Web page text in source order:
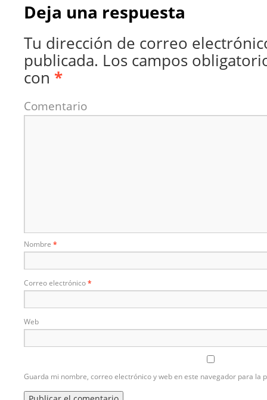
Deja una respuesta
Tu dirección de correo
publicada. Los campos
con *
Comentario
Nombre *
Correo electrónico*
Web
Guarda mi nombre, correo electrónico y web en este navegador para la